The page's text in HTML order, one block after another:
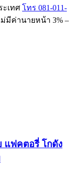
ะเทศ โทร 081-011-
ม่มีค่านายหน้า 3% –
แฟคตอรี่ โกดัง